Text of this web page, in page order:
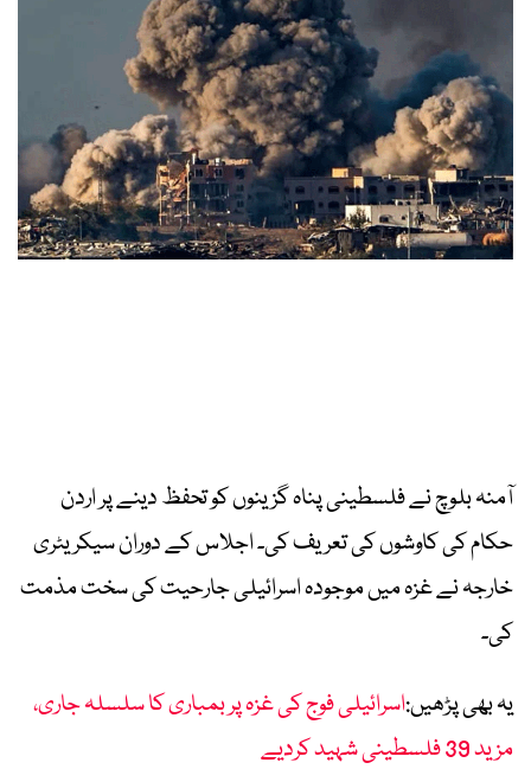
آمنہ بلوچ نے فلسطینی پناہ گزینوں کو تحفظ دینے پر اردن
حکام کی کاوشوں کی تعریف کی۔ اجلاس کے دوران سیکریٹری
خارجہ نے غزہ میں موجودہ اسرائیلی جارحیت کی سخت مذمت
کی۔
یہ بھی پڑھیں:اسرائیلی فوج کی غزہ پر بمباری کا سلسلہ جاری،
مزید 39 فلسطینی شہید کردیے